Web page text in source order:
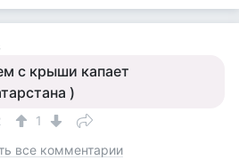
с крыши капает
)
1
все комментарии